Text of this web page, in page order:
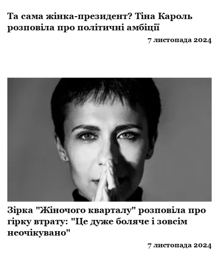
Та сама жінка-президент? Тіна Кароль
розповіла про політичні амбіції
7 листопада 2024
Зірка "Жіночого кварталу" розповіла про
гірку втрату: "Це дуже боляче і зовсім
неочікувано"
7 листопада 2024